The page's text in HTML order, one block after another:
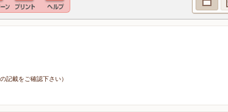
記載をご確認下さい）